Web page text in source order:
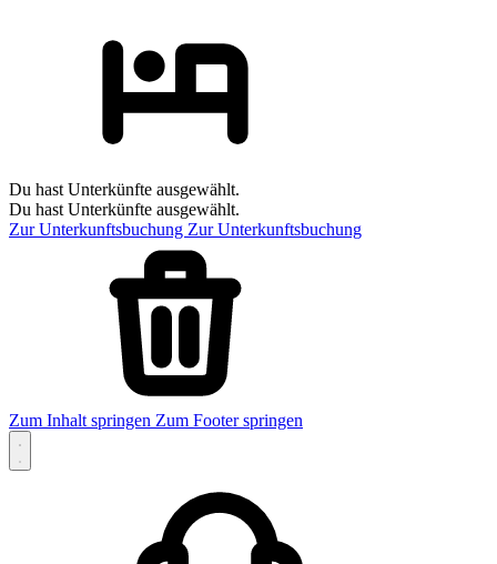
Du hast Unterkünfte ausgewählt.
Du hast Unterkünfte ausgewählt.
Zur Unterkunftsbuchung Zur Unterkunftsbuchung
Zum Inhalt springen Zum Footer springen